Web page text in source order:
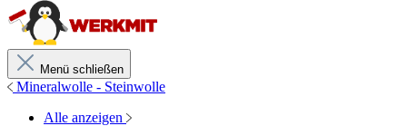
Menü schließen
Mineralwolle - Steinwolle
Alle anzeigen